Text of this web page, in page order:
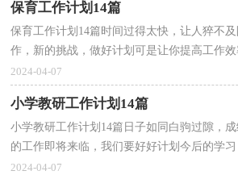
保育工作计划14篇
保育工作计划14篇时间过得太快，让人猝不
作，新的挑战，做好计划可是让你提高工作
定计划却不知道该请教谁？下面是小编整理的
2024-04-07
小学教研工作计划14篇
小学教研工作计划14篇日子如同白驹过隙，
的工作即将来临，我们要好好计划今后的学
的计划是什么样的呢？下面是小编为大家整理
2024-04-07